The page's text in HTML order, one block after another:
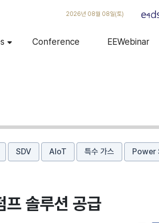
2026년 08월 08일(토)
Conference EEWebinar
SDV AIoT 특수 가스 Power
솔루션 공급